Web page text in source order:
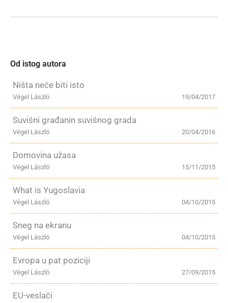
Od istog autora
Ništa neće biti isto
19/04/2017
Végel László
Suvišni građanin suvišnog grada
20/04/2016
Végel László
Domovina užasa
15/11/2015
Végel László
What is Yugoslavia
04/10/2015
Végel László
Sneg na ekranu
04/10/2015
Végel László
Evropa u pat poziciji
27/09/2015
Végel László
EU-veslači